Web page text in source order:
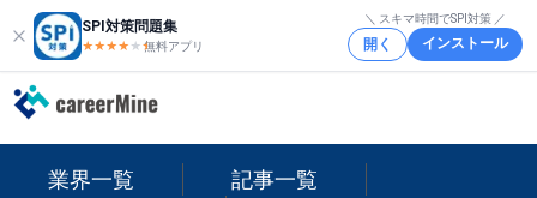
SPI対策問題集
★★★★ ★★
無料アプリ
＼ スキマ時間でSPI対策 ／
開く インストール
業界一覧
記事一覧